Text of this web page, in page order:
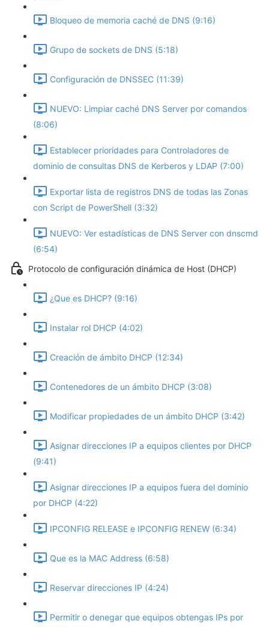
Bloqueo de memoria caché de DNS (9:16)
Grupo de sockets de DNS (5:18)
Configuración de DNSSEC (11:39)
NUEVO: Limpiar caché DNS Server por comandos
(8:06)
Establecer prioridades para Controladores de
dominio de consultas DNS de Kerberos y LDAP (7:00)
Exportar lista de registros DNS de todas las Zonas
con Script de PowerShell (3:32)
NUEVO: Ver estadísticas de DNS Server con dnscmd
(6:54)
Protocolo de configuración dinámica de Host (DHCP)
¿Que es DHCP? (9:16)
Instalar rol DHCP (4:02)
Creación de ámbito DHCP (12:34)
Contenedores de un ámbito DHCP (3:08)
Modificar propiedades de un ámbito DHCP (3:42)
Asignar direcciones IP a equipos clientes por DHCP
(9:41)
Asignar direcciones IP a equipos fuera del dominio
por DHCP (4:22)
IPCONFIG RELEASE e IPCONFIG RENEW (6:34)
Que es la MAC Address (6:58)
Reservar direcciones IP (4:24)
Permitir o denegar que equipos obtengas IPs por